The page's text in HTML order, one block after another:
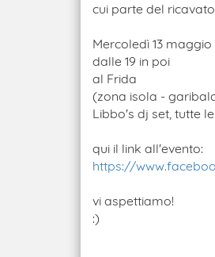
cui parte del
Mercoledì 13 maggio
dalle 19 in poi
al Frida
(zona isola -
Libbo's dj set, tutte
qui il link all'evento:
https://
vi aspettiamo!
:)